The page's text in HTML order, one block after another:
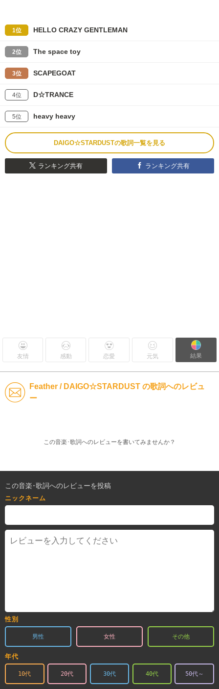
1位 HELLO CRAZY GENTLEMAN
2位 The space toy
3位 SCAPEGOAT
4位 D☆TRANCE
5位 heavy heavy
DAIGO☆STARDUSTの歌詞一覧を見る
ランキング共有 ランキング共有
友情 感動 恋愛 元気 結果
Feather / DAIGO☆STARDUST の歌詞へのレビュ
ー
この音楽･歌詞へのレビューを書いてみませんか？
この音楽･歌詞へのレビューを投稿
ニックネーム
性別
男性 女性 その他
年代
10代 20代 30代 40代 50代～